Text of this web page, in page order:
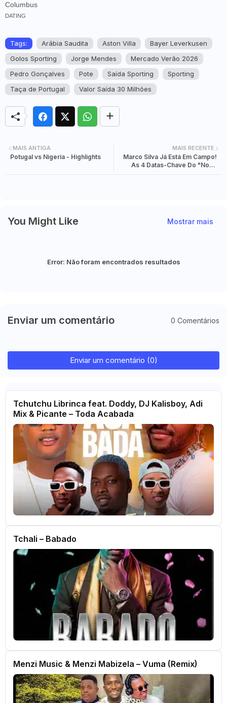
Columbus
DATING
Tags: Arábia Saudita Aston Villa
Bayer Leverkusen
Golos Sporting
Jorge Mendes
Mercado Verão 2026
Pedro Gonçalves
Pote Saída Sporting
Sporting
Taça de Portugal
Valor Saída 30 Milhões
MAIS RECENTE
Marco Silva Já Está Em Campo!
As 4 Datas-Chave Do "Novo
MAIS ANTIGA
Potugal vs Nigeria - Highlights
You Might Like Mostrar mais
Error: Não foram encontrados resultados
Enviar um comentário 0 Comentários
Enviar um comentário (0)
Tchutchu Librinca feat. Doddy, DJ Kalisboy, Adi
Mix & Picante – Toda Acabada
Tchali – Babado
Menzi Music & Menzi Mabizela – Vuma (Remix)